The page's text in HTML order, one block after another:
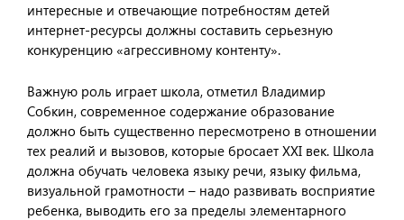
интересные и отвечающие потребностям детей
интернет-ресурсы должны составить серьезную
конкуренцию «агрессивному контенту».
Важную роль играет школа, отметил Владимир
Собкин, современное содержание образование
должно быть существенно пересмотрено в отношении
тех реалий и вызовов, которые бросает XXI век. Школа
должна обучать человека языку речи, языку фильма,
визуальной грамотности – надо развивать восприятие
ребенка, выводить его за пределы элементарного